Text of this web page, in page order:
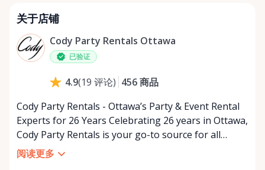
关于店铺
Cody Party Rentals Ottawa
已验证
4.9(19 评论) 456商品
Cody Party Rentals - Ottawa’s Party & Event Rental
Experts for 26 Years Celebrating 26 years in Ottawa,
Cody Party Rentals is your go-to source for all
things party and event rentals. We’re proud to be a
partner of Rent Anything, expanding our offerings
阅读更多